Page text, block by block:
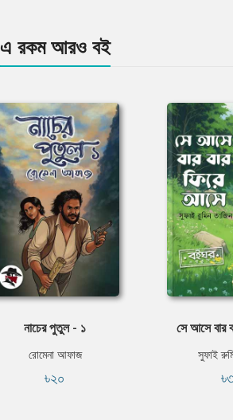
এ রকম আরও বই
নাচের পুতুল - ১
রোমেনা আফাজ
৳২০
সে আসে বার
সুফাই